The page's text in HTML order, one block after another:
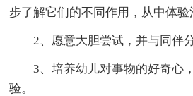
步了解它们的不同作用，从中体验
2、愿意大胆尝试，并与同伴
3、培养幼儿对事物的好奇心
验。